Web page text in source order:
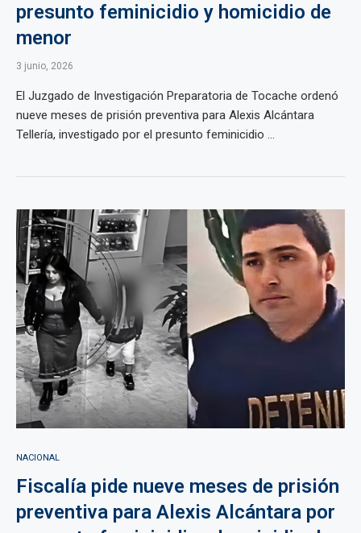
presunto feminicidio y homicidio de
menor
3 junio, 2026
El Juzgado de Investigación Preparatoria de Tocache ordenó
nueve meses de prisión preventiva para Alexis Alcántara
Tellería, investigado por el presunto feminicidio ...
NACIONAL
Fiscalía pide nueve meses de prisión
preventiva para Alexis Alcántara por